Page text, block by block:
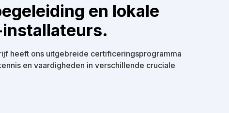
en lokale
heeft ons uitgebreide certificeringsprogramma
en vaardigheden in verschillende cruciale